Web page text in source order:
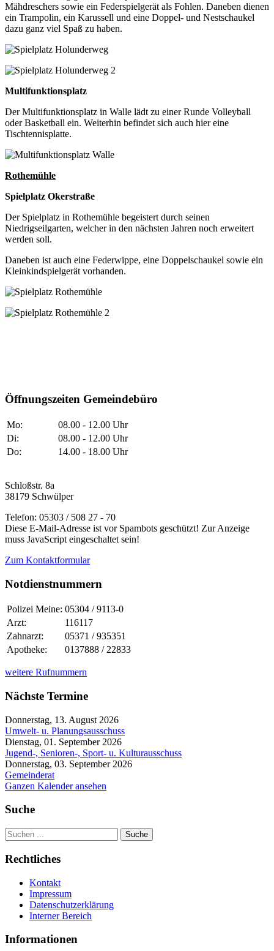
Mähdreschers sowie ein Federspielgerät als Fohlen. Daneben dienen
ein Trampolin, ein Karussell und eine Doppel- und Nestschaukel
dazu ganz viel Spaß zu haben.
Multifunktionsplatz
Der Multifunktionsplatz in Walle lädt zu einer Runde Volleyball
oder Basketball ein. Weiterhin befindet sich auch hier eine
Tischtennisplatte.
Rothemühle
Spielplatz Okerstraße
Der Spielplatz in Rothemühle begeistert durch seinen
Niedrigseilgarten, welcher in den nächsten Jahren noch erweitert
werden soll.
Daneben ist auch eine Federwippe, eine Doppelschaukel sowie ein
Kleinkindspielgerät vorhanden.
Öffnungszeiten Gemeindebüro
Mo:
08.00 - 12.00 Uhr
Di:
08.00 - 12.00 Uhr
Do:
14.00 - 18.00 Uhr
Schloßstr. 8a
38179 Schwülper
Telefon: 05303 / 508 27 - 70
Diese E-Mail-Adresse ist vor Spambots geschützt! Zur Anzeige
muss JavaScript eingeschaltet sein!
Zum Kontaktformular
Notdienstnummern
Polizei Meine: 05304 / 9113-0
Arzt:
116117
Zahnarzt:
05371 / 935351
Apotheke:
0137888 / 22833
weitere Rufnummern
Nächste Termine
Donnerstag, 13. August 2026
Umwelt- u. Planungsausschuss
Dienstag, 01. September 2026
Jugend-, Senioren-, Sport- u. Kulturausschuss
Donnerstag, 03. September 2026
Gemeinderat
Ganzen Kalender ansehen
Suche
Suche
Rechtliches
Kontakt
Impressum
Datenschutzerklärung
Interner Bereich
Informationen